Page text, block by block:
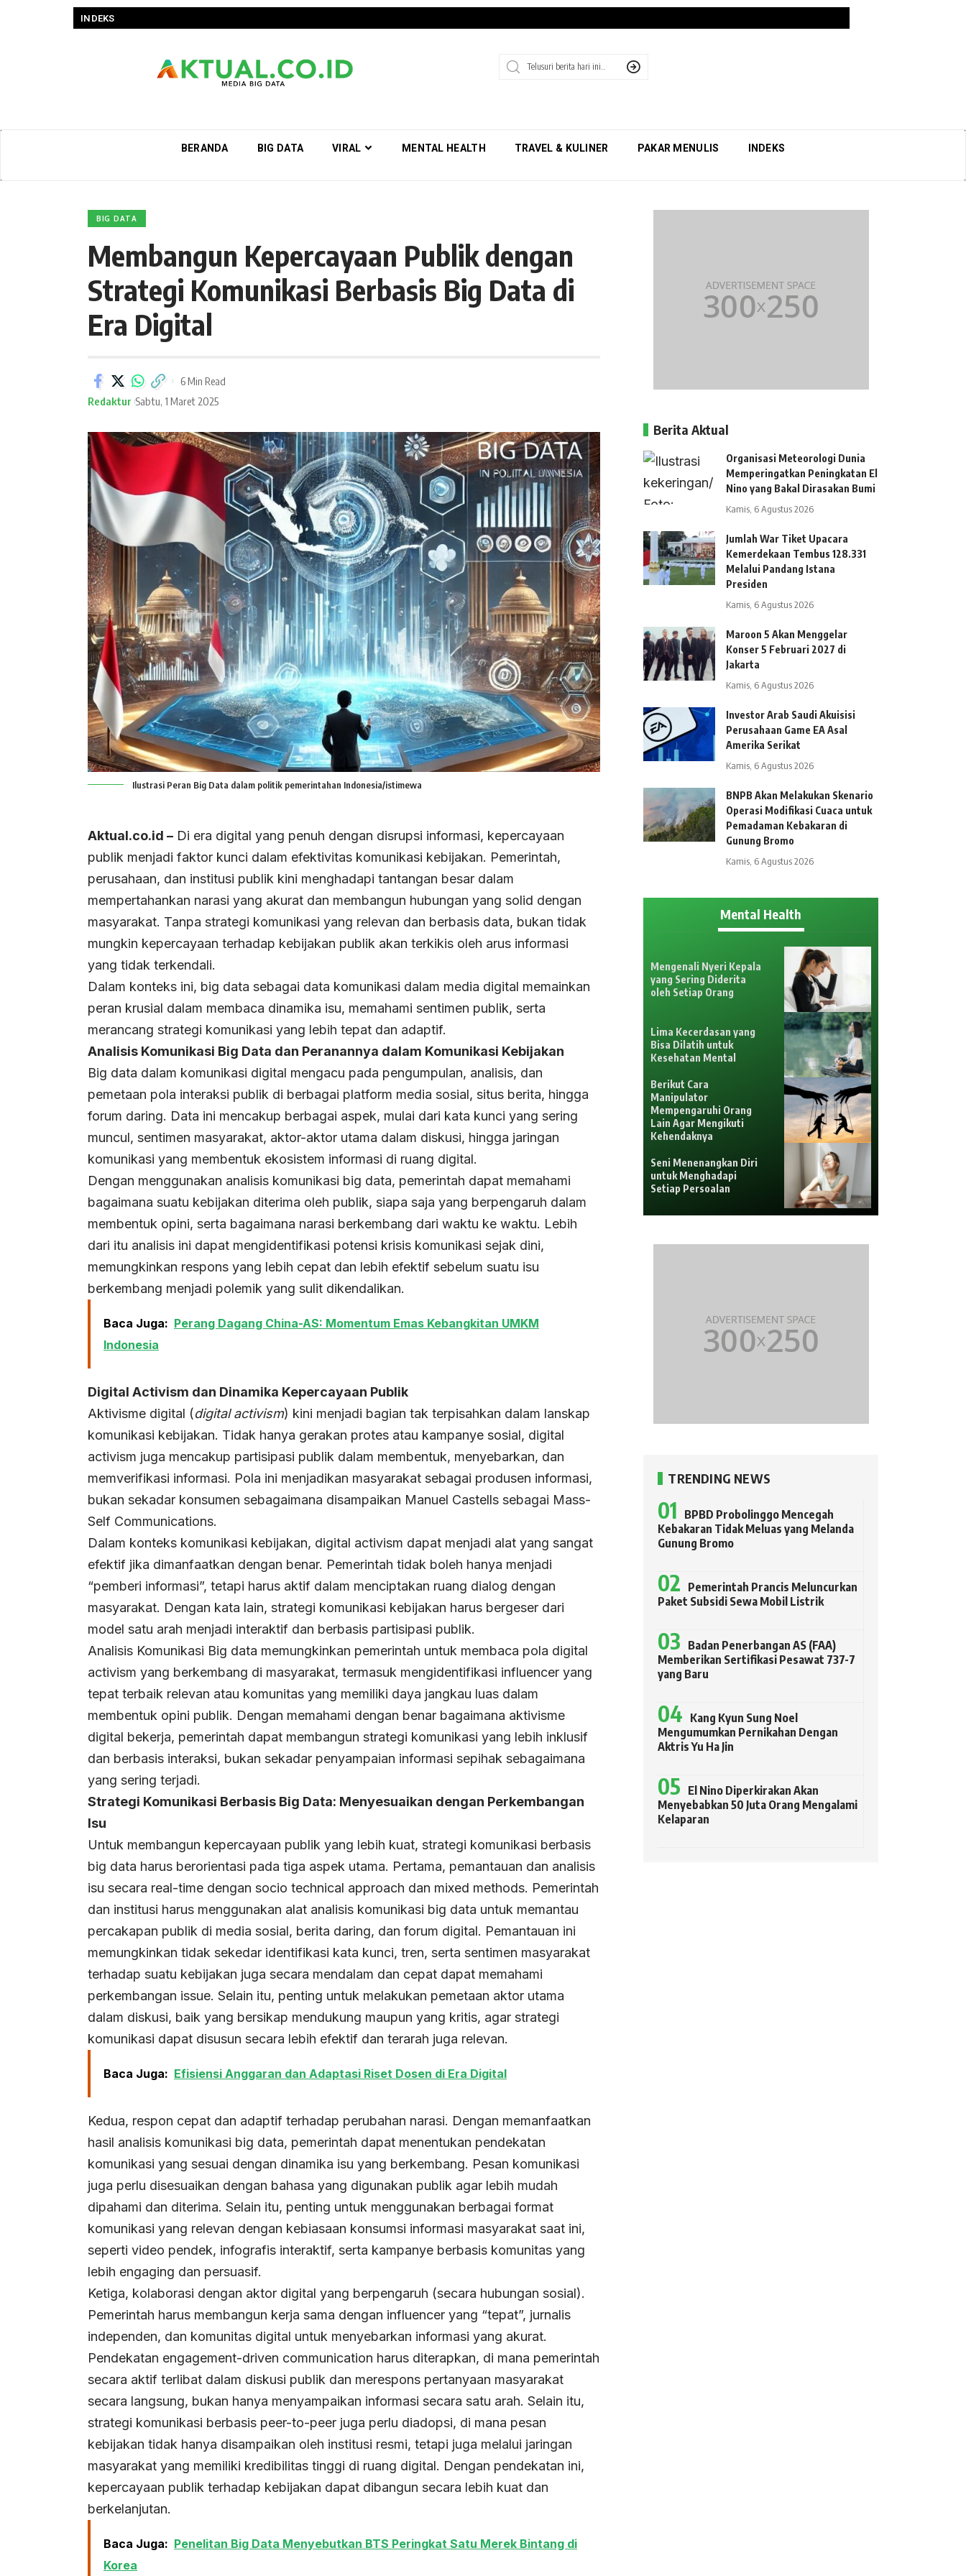
INDEKS
BERANDA BIG DATA VIRAL MENTAL HEALTH TRAVEL & KULINER PAKAR MENULIS INDEKS
BIG DATA
Membangun Kepercayaan Publik dengan
Strategi Komunikasi Berbasis Big Data di
Era Digital
Redaktur Sabtu, 1 Maret 2025
6 Min Read
Ilustrasi Peran Big Data dalam politik pemerintahan Indonesia/istimewa
Aktual.co.id – Di era digital yang penuh dengan disrupsi informasi, kepercayaan
publik menjadi faktor kunci dalam efektivitas komunikasi kebijakan. Pemerintah,
perusahaan, dan institusi publik kini menghadapi tantangan besar dalam
mempertahankan narasi yang akurat dan membangun hubungan yang solid dengan
masyarakat. Tanpa strategi komunikasi yang relevan dan berbasis data, bukan tidak
mungkin kepercayaan terhadap kebijakan publik akan terkikis oleh arus informasi
yang tidak terkendali.
Dalam konteks ini, big data sebagai data komunikasi dalam media digital memainkan
peran krusial dalam membaca dinamika isu, memahami sentimen publik, serta
merancang strategi komunikasi yang lebih tepat dan adaptif.
Analisis Komunikasi Big Data dan Peranannya dalam Komunikasi Kebijakan
Big data dalam komunikasi digital mengacu pada pengumpulan, analisis, dan
pemetaan pola interaksi publik di berbagai platform media sosial, situs berita, hingga
forum daring. Data ini mencakup berbagai aspek, mulai dari kata kunci yang sering
muncul, sentimen masyarakat, aktor-aktor utama dalam diskusi, hingga jaringan
komunikasi yang membentuk ekosistem informasi di ruang digital.
Dengan menggunakan analisis komunikasi big data, pemerintah dapat memahami
bagaimana suatu kebijakan diterima oleh publik, siapa saja yang berpengaruh dalam
membentuk opini, serta bagaimana narasi berkembang dari waktu ke waktu. Lebih
dari itu analisis ini dapat mengidentifikasi potensi krisis komunikasi sejak dini,
memungkinkan respons yang lebih cepat dan lebih efektif sebelum suatu isu
berkembang menjadi polemik yang sulit dikendalikan.
Baca Juga: Perang Dagang China-AS: Momentum Emas Kebangkitan UMKM
Indonesia
Digital Activism dan Dinamika Kepercayaan Publik
Aktivisme digital (digital activism) kini menjadi bagian tak terpisahkan dalam lanskap
komunikasi kebijakan. Tidak hanya gerakan protes atau kampanye sosial, digital
activism juga mencakup partisipasi publik dalam membentuk, menyebarkan, dan
memverifikasi informasi. Pola ini menjadikan masyarakat sebagai produsen informasi,
bukan sekadar konsumen sebagaimana disampaikan Manuel Castells sebagai Mass-
Self Communications.
Dalam konteks komunikasi kebijakan, digital activism dapat menjadi alat yang sangat
efektif jika dimanfaatkan dengan benar. Pemerintah tidak boleh hanya menjadi
“pemberi informasi”, tetapi harus aktif dalam menciptakan ruang dialog dengan
masyarakat. Dengan kata lain, strategi komunikasi kebijakan harus bergeser dari
model satu arah menjadi interaktif dan berbasis partisipasi publik.
Analisis Komunikasi Big data memungkinkan pemerintah untuk membaca pola digital
activism yang berkembang di masyarakat, termasuk mengidentifikasi influencer yang
tepat terbaik relevan atau komunitas yang memiliki daya jangkau luas dalam
membentuk opini publik. Dengan memahami dengan benar bagaimana aktivisme
digital bekerja, pemerintah dapat membangun strategi komunikasi yang lebih inklusif
dan berbasis interaksi, bukan sekadar penyampaian informasi sepihak sebagaimana
yang sering terjadi.
Strategi Komunikasi Berbasis Big Data: Menyesuaikan dengan Perkembangan
Isu
Untuk membangun kepercayaan publik yang lebih kuat, strategi komunikasi berbasis
big data harus berorientasi pada tiga aspek utama. Pertama, pemantauan dan analisis
isu secara real-time dengan socio technical approach dan mixed methods. Pemerintah
dan institusi harus menggunakan alat analisis komunikasi big data untuk memantau
percakapan publik di media sosial, berita daring, dan forum digital. Pemantauan ini
memungkinkan tidak sekedar identifikasi kata kunci, tren, serta sentimen masyarakat
terhadap suatu kebijakan juga secara mendalam dan cepat dapat memahami
perkembangan issue. Selain itu, penting untuk melakukan pemetaan aktor utama
dalam diskusi, baik yang bersikap mendukung maupun yang kritis, agar strategi
komunikasi dapat disusun secara lebih efektif dan terarah juga relevan.
Baca Juga: Efisiensi Anggaran dan Adaptasi Riset Dosen di Era Digital
Kedua, respon cepat dan adaptif terhadap perubahan narasi. Dengan memanfaatkan
hasil analisis komunikasi big data, pemerintah dapat menentukan pendekatan
komunikasi yang sesuai dengan dinamika isu yang berkembang. Pesan komunikasi
juga perlu disesuaikan dengan bahasa yang digunakan publik agar lebih mudah
dipahami dan diterima. Selain itu, penting untuk menggunakan berbagai format
komunikasi yang relevan dengan kebiasaan konsumsi informasi masyarakat saat ini,
seperti video pendek, infografis interaktif, serta kampanye berbasis komunitas yang
lebih engaging dan persuasif.
Ketiga, kolaborasi dengan aktor digital yang berpengaruh (secara hubungan sosial).
Pemerintah harus membangun kerja sama dengan influencer yang “tepat”, jurnalis
independen, dan komunitas digital untuk menyebarkan informasi yang akurat.
Pendekatan engagement-driven communication harus diterapkan, di mana pemerintah
secara aktif terlibat dalam diskusi publik dan merespons pertanyaan masyarakat
secara langsung, bukan hanya menyampaikan informasi secara satu arah. Selain itu,
strategi komunikasi berbasis peer-to-peer juga perlu diadopsi, di mana pesan
kebijakan tidak hanya disampaikan oleh institusi resmi, tetapi juga melalui jaringan
masyarakat yang memiliki kredibilitas tinggi di ruang digital. Dengan pendekatan ini,
kepercayaan publik terhadap kebijakan dapat dibangun secara lebih kuat dan
berkelanjutan.
Baca Juga: Penelitan Big Data Menyebutkan BTS Peringkat Satu Merek Bintang di
Korea
Berita Aktual
Organisasi Meteorologi Dunia
Memperingatkan Peningkatan El
Nino yang Bakal Dirasakan Bumi
Kamis, 6 Agustus 2026
Jumlah War Tiket Upacara
Kemerdekaan Tembus 128.331
Melalui Pandang Istana
Presiden
Kamis, 6 Agustus 2026
Maroon 5 Akan Menggelar
Konser 5 Februari 2027 di
Jakarta
Kamis, 6 Agustus 2026
Investor Arab Saudi Akuisisi
Perusahaan Game EA Asal
Amerika Serikat
Kamis, 6 Agustus 2026
BNPB Akan Melakukan Skenario
Operasi Modifikasi Cuaca untuk
Pemadaman Kebakaran di
Gunung Bromo
Kamis, 6 Agustus 2026
Mental Health
Mengenali Nyeri Kepala
yang Sering Diderita
oleh Setiap Orang
Lima Kecerdasan yang
Bisa Dilatih untuk
Kesehatan Mental
Berikut Cara
Manipulator
Mempengaruhi Orang
Lain Agar Mengikuti
Kehendaknya
Seni Menenangkan Diri
untuk Menghadapi
Setiap Persoalan
TRENDING NEWS
BPBD Probolinggo Mencegah
Kebakaran Tidak Meluas yang Melanda
Gunung Bromo
Pemerintah Prancis Meluncurkan
Paket Subsidi Sewa Mobil Listrik
Badan Penerbangan AS (FAA)
Memberikan Sertifikasi Pesawat 737-7
yang Baru
Kang Kyun Sung Noel
Mengumumkan Pernikahan Dengan
Aktris Yu Ha Jin
El Nino Diperkirakan Akan
Menyebabkan 50 Juta Orang Mengalami
Kelaparan